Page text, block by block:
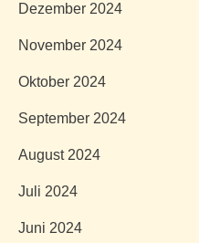
Dezember 2024
November 2024
Oktober 2024
September 2024
August 2024
Juli 2024
Juni 2024